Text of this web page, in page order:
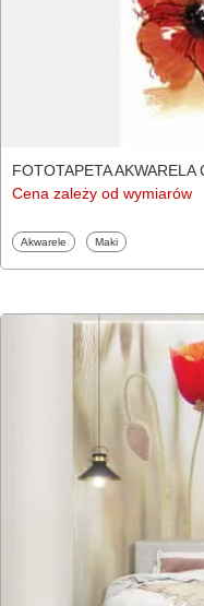
FOTOTAPETA
Cena zależy od wymiarów
Fototapety
Akwarele Fototapety
Maki